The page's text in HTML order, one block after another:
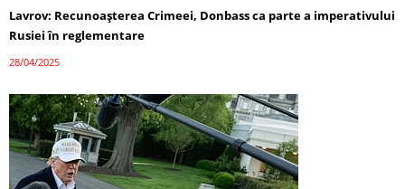
Lavrov: Recunoașterea Crimeei, Donbass ca parte a imperativului
Rusiei în reglementare
28/04/2025